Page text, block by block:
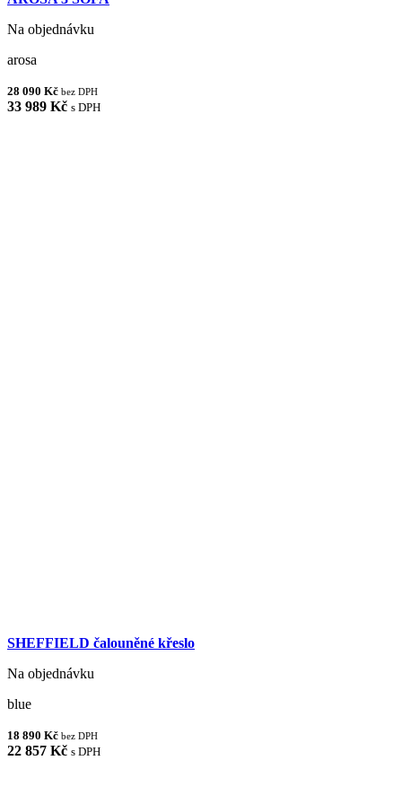
Na objednávku
arosa
28 090 Kč bez DPH
33 989 Kč s DPH
SHEFFIELD čalouněné křeslo
Na objednávku
blue
18 890 Kč bez DPH
22 857 Kč s DPH